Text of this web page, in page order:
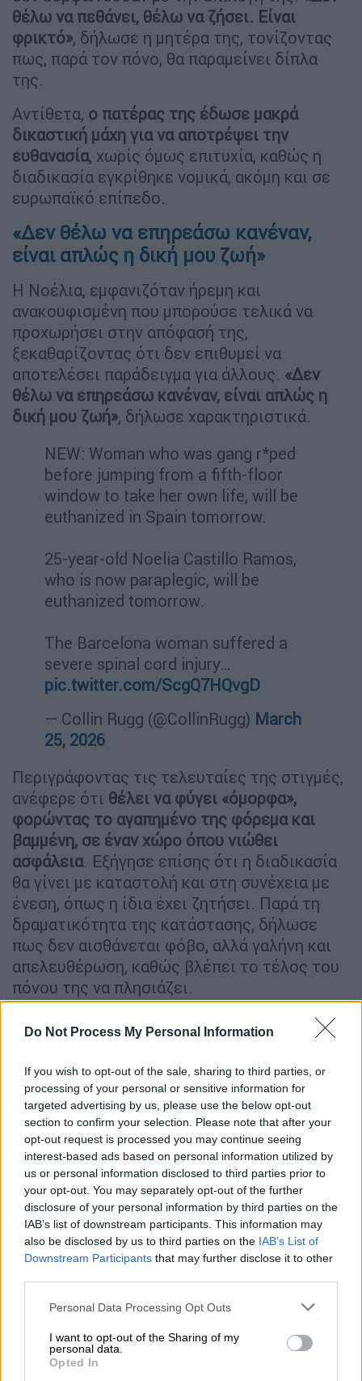
Do Not Process My Personal Information
If you wish to opt-out of the sale, sharing to third parties, or
processing of your personal or sensitive information for
targeted advertising by us, please use the below opt-out
section to confirm your selection. Please note that after your
opt-out request is processed you may continue seeing
interest-based ads based on personal information utilized by
us or personal information disclosed to third parties prior to
your opt-out. You may separately opt-out of the further
disclosure of your personal information by third parties on the
IAB’s list of downstream participants. This information may
also be disclosed by us to third parties on the IAB’s List of
Downstream Participants that may further disclose it to other
Please note that this website/app uses one or more Google
not limited to your visit or usage behaviour. You may click to
grant or deny consent to Google and its third-party tags to
use your data for below specified purposes in below Google
Personal Data Processing Opt Outs
I want to opt-out of the Sharing of my
personal data.
Opted In
θέλω να πεθάνει, θέλω να ζήσει. Είναι
φρικτό», δήλωσε η μητέρα της, τονίζοντας
πως, παρά τον πόνο, θα παραμείνει δίπλα
της.
Αντίθετα, ο πατέρας της έδωσε μακρά
δικαστική μάχη για να αποτρέψει την
ευθανασία, χωρίς όμως επιτυχία, καθώς η
διαδικασία εγκρίθηκε νομικά, ακόμη και σε
ευρωπαϊκό επίπεδο.
«Δεν θέλω να επηρεάσω κανέναν,
είναι απλώς η δική μου ζωή»
Η Νοέλια, εμφανιζόταν ήρεμη και
ανακουφισμένη που μπορούσε τελικά να
προχωρήσει στην απόφασή της,
ξεκαθαρίζοντας ότι δεν επιθυμεί να
αποτελέσει παράδειγμα για άλλους. «Δεν
θέλω να επηρεάσω κανέναν, είναι απλώς η
δική μου ζωή», δήλωσε χαρακτηριστικά.
NEW: Woman who was gang r*ped
before jumping from a fifth-floor
window to take her own life, will be
euthanized in Spain tomorrow.
25-year-old Noelia Castillo Ramos,
who is now paraplegic, will be
euthanized tomorrow.
The Barcelona woman suffered a
severe spinal cord injury…
pic.twitter.com/ScgQ7HQvgD
— Collin Rugg (@CollinRugg) March
25, 2026
Περιγράφοντας τις τελευταίες της στιγμές,
ανέφερε ότι θέλει να φύγει «όμορφα»,
φορώντας το αγαπημένο της φόρεμα και
βαμμένη, σε έναν χώρο όπου νιώθει
ασφάλεια. Εξήγησε επίσης ότι η διαδικασία
θα γίνει με καταστολή και στη συνέχεια με
ένεση, όπως η ίδια έχει ζητήσει. Παρά τη
δραματικότητα της κατάστασης, δήλωσε
πως δεν αισθάνεται φόβο, αλλά γαλήνη και
απελευθέρωση, καθώς βλέπει το τέλος του
πόνου της να πλησιάζει.
View this post on Instagram